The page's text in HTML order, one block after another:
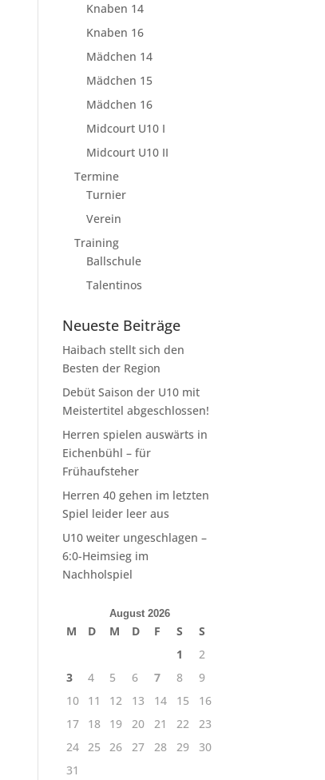
Knaben 14
Knaben 16
Mädchen 14
Mädchen 15
Mädchen 16
Midcourt U10 I
Midcourt U10 II
Termine
Turnier
Verein
Training
Ballschule
Talentinos
Neueste Beiträge
Haibach stellt sich den
Besten der Region
Debüt Saison der U10 mit
Meistertitel abgeschlossen!
Herren spielen auswärts in
Eichenbühl – für
Frühaufsteher
Herren 40 gehen im letzten
Spiel leider leer aus
U10 weiter ungeschlagen –
6:0-Heimsieg im
Nachholspiel
August 2026
M D M D F S
S
1
2
3
4 5 6 7 8
9
10
11 12 13 14 15
16
17
18 19 20 21 22
23
24 25 26 27 28 29
30
31